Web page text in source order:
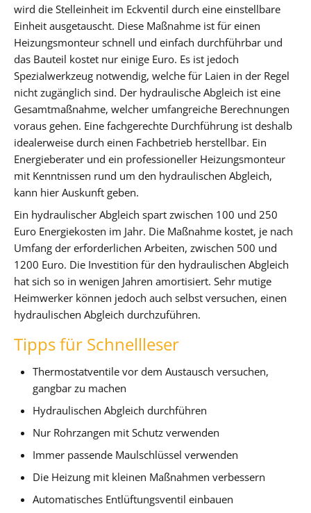
wird die Stelleinheit im Eckventil durch eine einstellbare
Einheit ausgetauscht. Diese Maßnahme ist für einen
Heizungsmonteur schnell und einfach durchführbar und
das Bauteil kostet nur einige Euro. Es ist jedoch
Spezialwerkzeug notwendig, welche für Laien in der Regel
nicht zugänglich sind. Der hydraulische Abgleich ist eine
Gesamtmaßnahme, welcher umfangreiche Berechnungen
voraus gehen. Eine fachgerechte Durchführung ist deshalb
idealerweise durch einen Fachbetrieb herstellbar. Ein
Energieberater und ein professioneller Heizungsmonteur
mit Kenntnissen rund um den hydraulischen Abgleich,
kann hier Auskunft geben.
Ein hydraulischer Abgleich spart zwischen 100 und 250
Euro Energiekosten im Jahr. Die Maßnahme kostet, je nach
Umfang der erforderlichen Arbeiten, zwischen 500 und
1200 Euro. Die Investition für den hydraulischen Abgleich
hat sich so in wenigen Jahren amortisiert. Sehr mutige
Heimwerker können jedoch auch selbst versuchen, einen
hydraulischen Abgleich durchzuführen.
Tipps für Schnellleser
Thermostatventile vor dem Austausch versuchen,
gangbar zu machen
Hydraulischen Abgleich durchführen
Nur Rohrzangen mit Schutz verwenden
Immer passende Maulschlüssel verwenden
Die Heizung mit kleinen Maßnahmen verbessern
Automatisches Entlüftungsventil einbauen